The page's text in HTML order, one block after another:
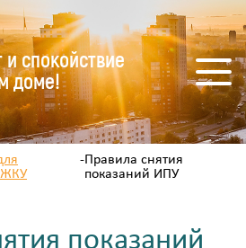
спокойствие
доме!
ЖКУ
-Правила снятия
показаний ИПУ
показаний